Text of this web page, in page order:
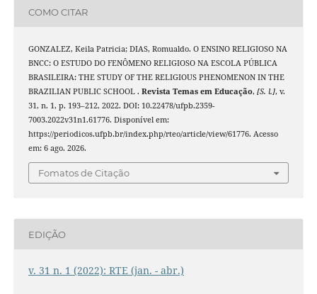
COMO CITAR
GONZALEZ, Keila Patricia; DIAS, Romualdo. O ENSINO RELIGIOSO NA
BNCC: O ESTUDO DO FENÔMENO RELIGIOSO NA ESCOLA PÚBLICA
BRASILEIRA: THE STUDY OF THE RELIGIOUS PHENOMENON IN THE
BRAZILIAN PUBLIC SCHOOL . Revista Temas em Educação, [S. l.], v.
31, n. 1, p. 193–212, 2022. DOI: 10.22478/ufpb.2359-
7003.2022v31n1.61776. Disponível em:
https://periodicos.ufpb.br/index.php/rteo/article/view/61776. Acesso
em: 6 ago. 2026.
Fomatos de Citação
EDIÇÃO
v. 31 n. 1 (2022): RTE (jan. - abr.)